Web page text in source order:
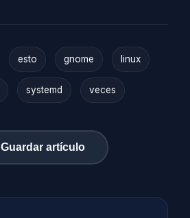
esto gnome linux
systemd veces
Guardar artículo